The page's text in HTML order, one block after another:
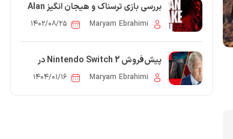
بررسی بازی ترسناک و هیجان انگیز Alan
Wake 2
Maryam Ebrahimi ۱۴۰۲/۰۸/۲۵
پیش‌فروش Nintendo Switch 2 در
آمریکا به‌دلیل تعرفه‌ها به تعویق افتاد
Maryam Ebrahimi ۱۴۰۴/۰۱/۱۶